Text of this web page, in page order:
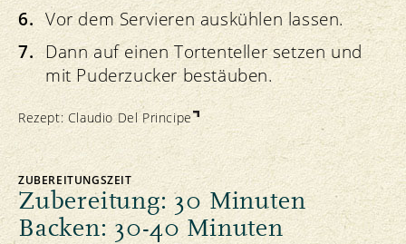
Vor dem Servieren auskühlen lassen.
Dann auf einen Tortenteller setzen und
mit Puderzucker bestäuben.
Rezept: Claudio Del Principe
ZUBEREITUNGSZEIT
Zubereitung: 30 Minuten
Backen: 30-40 Minuten